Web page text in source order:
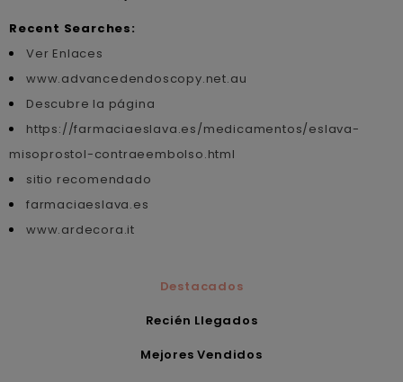
Recent Searches:
Ver Enlaces
www.advancedendoscopy.net.au
Descubre la página
https://farmaciaeslava.es/medicamentos/eslava-
misoprostol-contraeembolso.html
sitio recomendado
farmaciaeslava.es
www.ardecora.it
Destacados
Recién Llegados
Mejores Vendidos